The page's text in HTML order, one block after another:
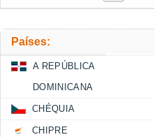
Países:
A REPÚBLICA
DOMINICANA
CHÉQUIA
CHIPRE